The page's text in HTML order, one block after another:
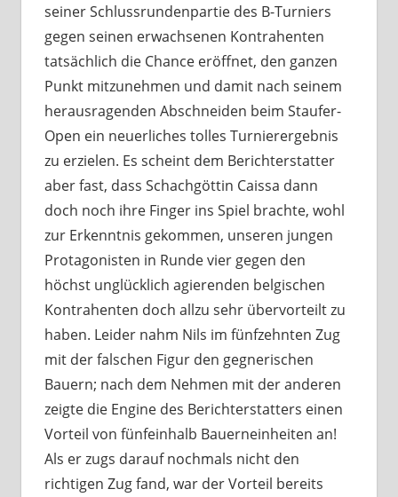
seiner Schlussrundenpartie des B-Turniers
gegen seinen erwachsenen Kontrahenten
tatsächlich die Chance eröffnet, den ganzen
Punkt mitzunehmen und damit nach seinem
herausragenden Abschneiden beim Staufer-
Open ein neuerliches tolles Turnierergebnis
zu erzielen. Es scheint dem Berichterstatter
aber fast, dass Schachgöttin Caissa dann
doch noch ihre Finger ins Spiel brachte, wohl
zur Erkenntnis gekommen, unseren jungen
Protagonisten in Runde vier gegen den
höchst unglücklich agierenden belgischen
Kontrahenten doch allzu sehr übervorteilt zu
haben. Leider nahm Nils im fünfzehnten Zug
mit der falschen Figur den gegnerischen
Bauern; nach dem Nehmen mit der anderen
zeigte die Engine des Berichterstatters einen
Vorteil von fünfeinhalb Bauerneinheiten an!
Als er zugs darauf nochmals nicht den
richtigen Zug fand, war der Vorteil bereits